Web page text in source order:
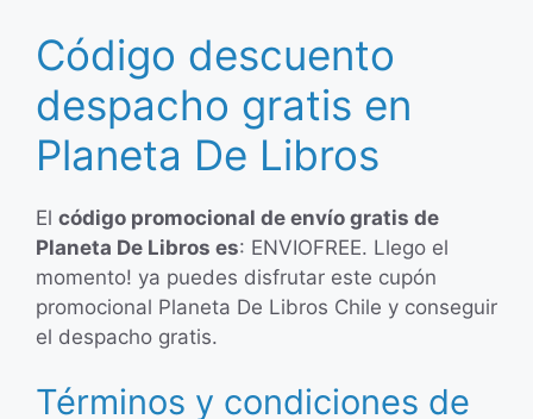
Código descuento
despacho gratis en
Planeta De Libros
El código promocional de envío gratis de
Planeta De Libros es: ENVIOFREE. Llego el
momento! ya puedes disfrutar este cupón
promocional Planeta De Libros Chile y conseguir
el despacho gratis.
Términos y condiciones de